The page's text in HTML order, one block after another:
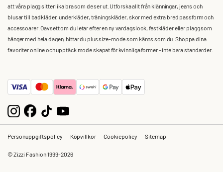
att våra plagg sitter lika bra som de ser ut. Utforska allt från klänningar, jeans och
blusar till badkläder, underkläder, träningskläder, skor med extra bred passform och
accessoarer. Oavsett om du letar efter en ny vardagslook, festkläder eller plagg som
hänger med hela dagen, hittar du plus size-mode som känns som du. Shoppa dina
favoriter online och upptäck mode skapat för kvinnliga former – inte bara standarder.
Personuppgiftspolicy Köpvillkor Cookiepolicy Sitemap
© Zizzi Fashion 1999-2026